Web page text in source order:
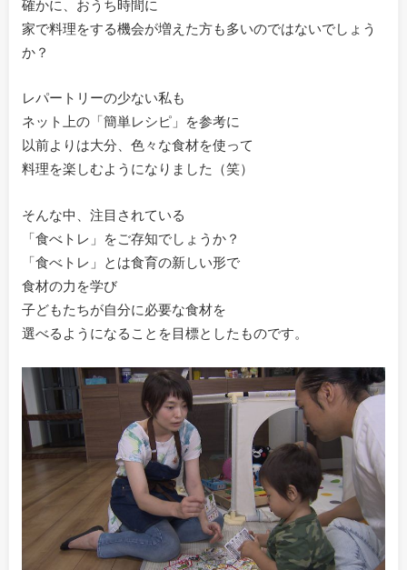
確かに、おうち時間に
家で料理をする機会が増えた方も多いのではないでしょう
か？
レパートリーの少ない私も
ネット上の「簡単レシピ」を参考に
以前よりは大分、色々な食材を使って
料理を楽しむようになりました（笑）
そんな中、注目されている
「食べトレ」をご存知でしょうか？
「食べトレ」とは食育の新しい形で
食材の力を学び
子どもたちが自分に必要な食材を
選べるようになることを目標としたものです。